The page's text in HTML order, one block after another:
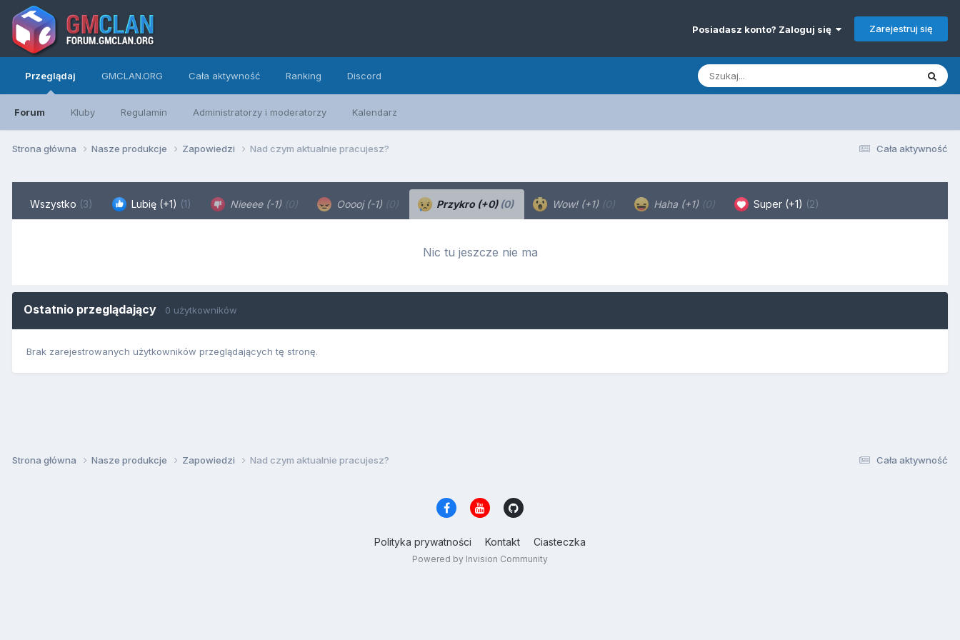
Posiadasz konto? Zaloguj się Zarejestruj się
Przeglądaj
Forum Kluby Regulamin Administratorzy i moderatorzy Kalendarz
GMCLAN.ORG Cała aktywność Ranking Discord
Cała aktywność
Strona główna Nasze produkcje Zapowiedzi Nad czym aktualnie pracujesz?
Wszystko (3) Lubię (+1) (1) Nieeee (-1) (0) Ooooj (-1) (0) Przykro (+0) (0) Wow! (+1) (0) Haha (+1) (0) Super (+1) (2)
Nic tu jeszcze nie ma
Ostatnio przeglądający 0 użytkowników
Brak zarejestrowanych użytkowników przeglądających tę stronę.
Cała aktywność
Strona główna Nasze produkcje Zapowiedzi Nad czym aktualnie pracujesz?
Polityka prywatności Kontakt Ciasteczka
Powered by Invision Community